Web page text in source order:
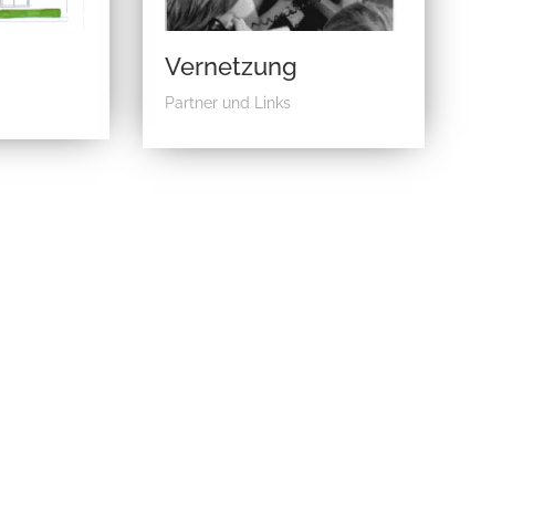
Vernetzung
Partner und Links